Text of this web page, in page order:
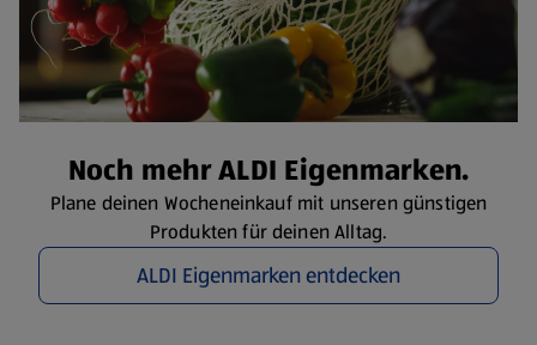
Noch mehr ALDI Eigenmarken.
Plane deinen Wocheneinkauf mit unseren günstigen
Produkten für deinen Alltag.
ALDI Eigenmarken entdecken